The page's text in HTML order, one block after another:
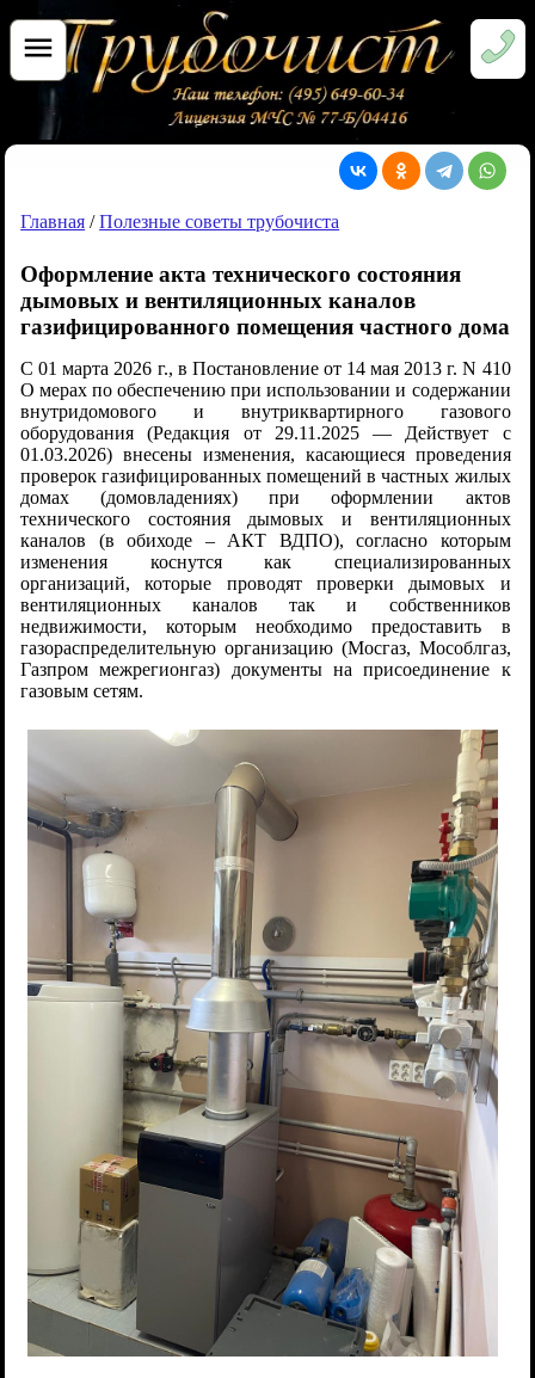
Главная /Полезные советы трубочиста
Оформление акта технического состояния
дымовых и вентиляционных каналов
газифицированного помещения частного дома
С 01 марта 2026 г., в Постановление от 14 мая 2013 г. N 410
О мерах по обеспечению при использовании и содержании
внутридомового и внутриквартирного газового
оборудования (Редакция от 29.11.2025 — Действует с
01.03.2026) внесены изменения, касающиеся проведения
проверок газифицированных помещений в частных жилых
домах (домовладениях) при оформлении актов
технического состояния дымовых и вентиляционных
каналов (в обиходе – АКТ ВДПО), согласно которым
изменения коснутся как специализированных
организаций, которые проводят проверки дымовых и
вентиляционных каналов так и собственников
недвижимости, которым необходимо предоставить в
газораспределительную организацию (Мосгаз, Мособлгаз,
Газпром межрегионгаз) документы на присоединение к
газовым сетям.